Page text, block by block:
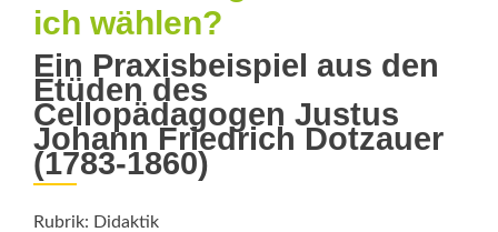
ich wählen?
Ein Praxisbeispiel aus den
Etüden des
Cellopädagogen Justus
Johann Friedrich Dotzauer
(1783-1860)
Rubrik: Didaktik